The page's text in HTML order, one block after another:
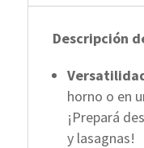
Descripción
horno o en
¡Prepará
y lasagnas!